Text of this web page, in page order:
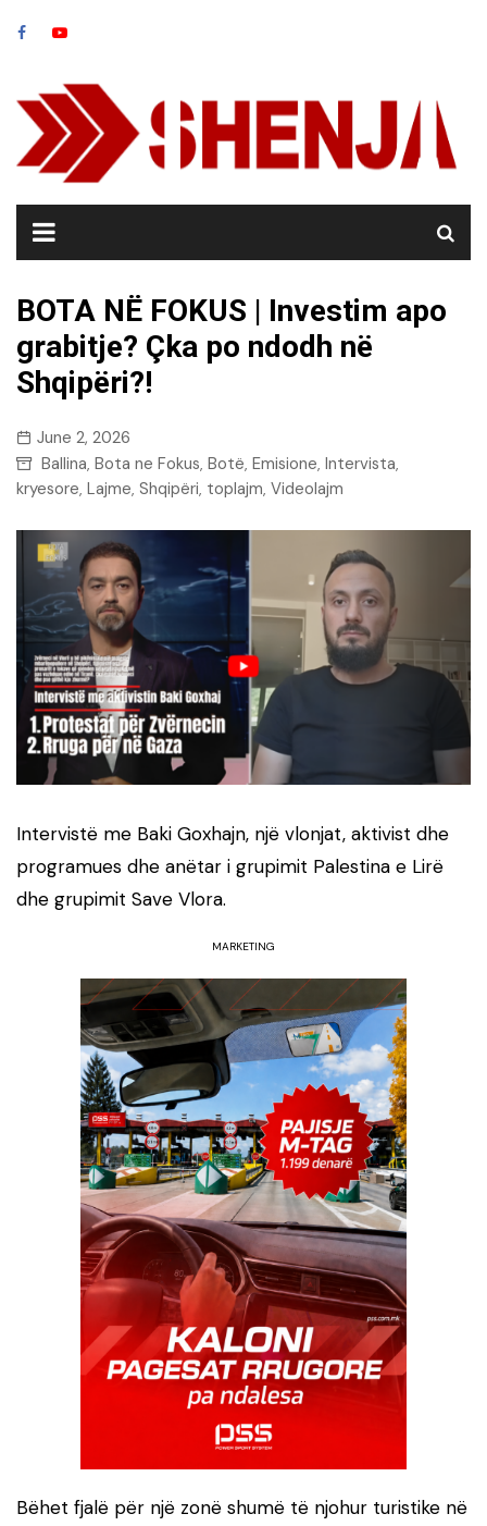
BOTA NË FOKUS | Investim apo
grabitje? Çka po ndodh në
Shqipëri?!
June 2, 2026
Ballina, Bota ne Fokus, Botë, Emisione, Intervista,
kryesore, Lajme, Shqipëri, toplajm, Videolajm
Intervistë me Baki Goxhajn, një vlonjat, aktivist dhe
programues dhe anëtar i grupimit Palestina e Lirë
dhe grupimit Save Vlora.
MARKETING
Bëhet fjalë për një zonë shumë të njohur turistike në